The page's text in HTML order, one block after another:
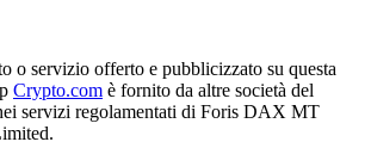
o servizio offerto e pubblicizzato su questa
Crypto.com è fornito da altre società del
servizi regolamentati di Foris DAX MT